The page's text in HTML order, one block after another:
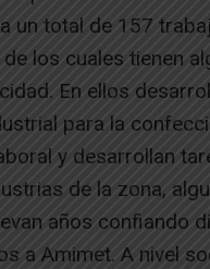
un total de 157
de los cuales tienen
En ellos
para la
y desarrollan
de la zona,
años confiando
a Amimet. A nivel